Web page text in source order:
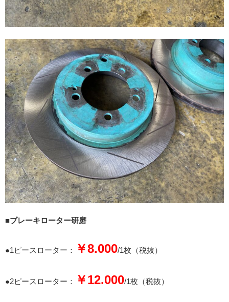
■ブレーキローター研磨
●1ピースローター： ￥8.000/1枚（税抜）
●2ピースローター： ￥12.000/1枚（税抜）